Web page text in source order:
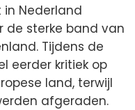
in Nederland
de sterke band van
Tijdens de
eerder kritiek op
land, terwijl
afgeraden.